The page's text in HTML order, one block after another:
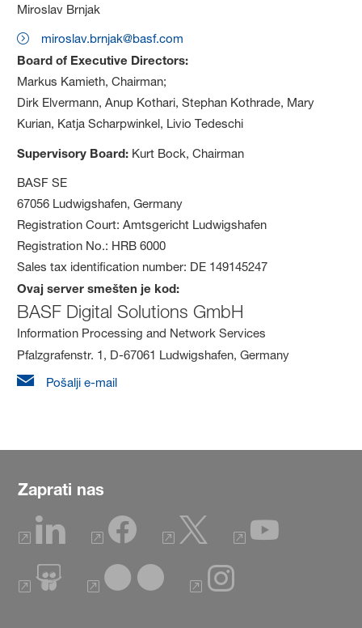
Miroslav Brnjak
miroslav.brnjak@basf.com
Board of Executive Directors:
Markus Kamieth, Chairman;
Dirk Elvermann, Anup Kothari, Stephan Kothrade, Mary
Kurian, Katja Scharpwinkel, Livio Tedeschi
Supervisory Board: Kurt Bock, Chairman
BASF SE
67056 Ludwigshafen, Germany
Registration Court: Amtsgericht Ludwigshafen
Registration No.: HRB 6000
Sales tax identification number: DE 149145247
Ovaj server smešten je kod:
BASF Digital Solutions GmbH
Information Processing and Network Services
Pfalzgrafenstr. 1, D-67061 Ludwigshafen, Germany
Pošalji e-mail
Zaprati nas